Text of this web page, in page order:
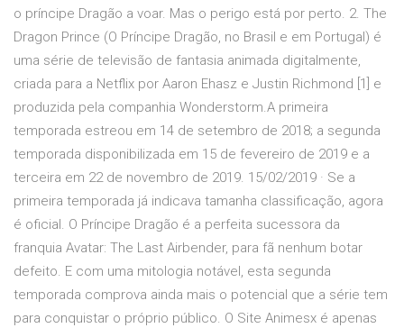
o príncipe Dragão a voar. Mas o perigo está por perto. 2. The
Dragon Prince (O Príncipe Dragão, no Brasil e em Portugal) é
uma série de televisão de fantasia animada digitalmente,
criada para a Netflix por Aaron Ehasz e Justin Richmond [1] e
produzida pela companhia Wonderstorm.A primeira
temporada estreou em 14 de setembro de 2018; a segunda
temporada disponibilizada em 15 de fevereiro de 2019 e a
terceira em 22 de novembro de 2019. 15/02/2019 · Se a
primeira temporada já indicava tamanha classificação, agora
é oficial. O Príncipe Dragão é a perfeita sucessora da
franquia Avatar: The Last Airbender, para fã nenhum botar
defeito. E com uma mitologia notável, esta segunda
temporada comprova ainda mais o potencial que a série tem
para conquistar o próprio público. O Site Animesx é apenas